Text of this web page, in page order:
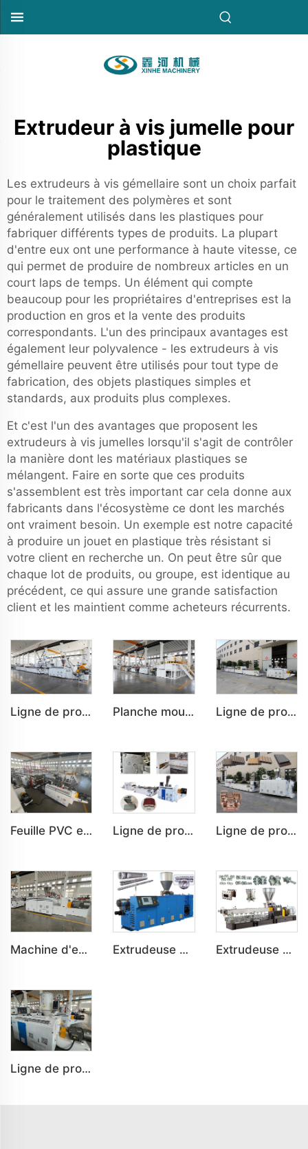
Extrudeur à vis jumelle pour
plastique
Les extrudeurs à vis gémellaire sont un choix parfait
pour le traitement des polymères et sont
généralement utilisés dans les plastiques pour
fabriquer différents types de produits. La plupart
d'entre eux ont une performance à haute vitesse, ce
qui permet de produire de nombreux articles en un
court laps de temps. Un élément qui compte
beaucoup pour les propriétaires d'entreprises est la
production en gros et la vente des produits
correspondants. L'un des principaux avantages est
également leur polyvalence - les extrudeurs à vis
gémellaire peuvent être utilisés pour tout type de
fabrication, des objets plastiques simples et
standards, aux produits plus complexes.
Et c'est l'un des avantages que proposent les
extrudeurs à vis jumelles lorsqu'il s'agit de contrôler
la manière dont les matériaux plastiques se
mélangent. Faire en sorte que ces produits
s'assemblent est très important car cela donne aux
fabricants dans l'écosystème ce dont les marchés
ont vraiment besoin. Un exemple est notre capacité
à produire un jouet en plastique très résistant si
votre client en recherche un. On peut être sûr que
chaque lot de produits, ou groupe, est identique au
précédent, ce qui assure une grande satisfaction
client et les maintient comme acheteurs récurrents.
Ligne de production de panneaux de porte en plastique PVC/WPC pour chambres et salles de bain sur mesure Planche mousseuse semi-décapée PVC (WPC), Machine de planche mousseuse co-extrudée Ligne de production de panneaux muraux en plastique PVC/WPC sur mesure pour la décoration intérieure
Feuille PVC en marbre Feuille UV Plaque d'imitation marbre pour décoration intérieure Ligne de production sur mesure de cadre de porte PVC pour décoration intérieure et extérieure Ligne de production sur mesure de profil en bois plastique PE pour sol et banc extérieurs
Machine d'extrusion conique bivis SJZ série pour PVC PE plastiques Extrudeuse BRP Série à vis gémelle parallèle pour machine d'extrusion en plastique PVC Extrudeuse SHJ Série à vis gémelle parallèle pour machine d'extrusion en plastique PVC
Ligne de production pour tubes en PP PE PC par extrusion monovis SJ